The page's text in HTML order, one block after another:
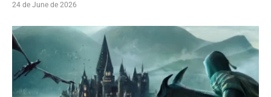
24 de June de 2026